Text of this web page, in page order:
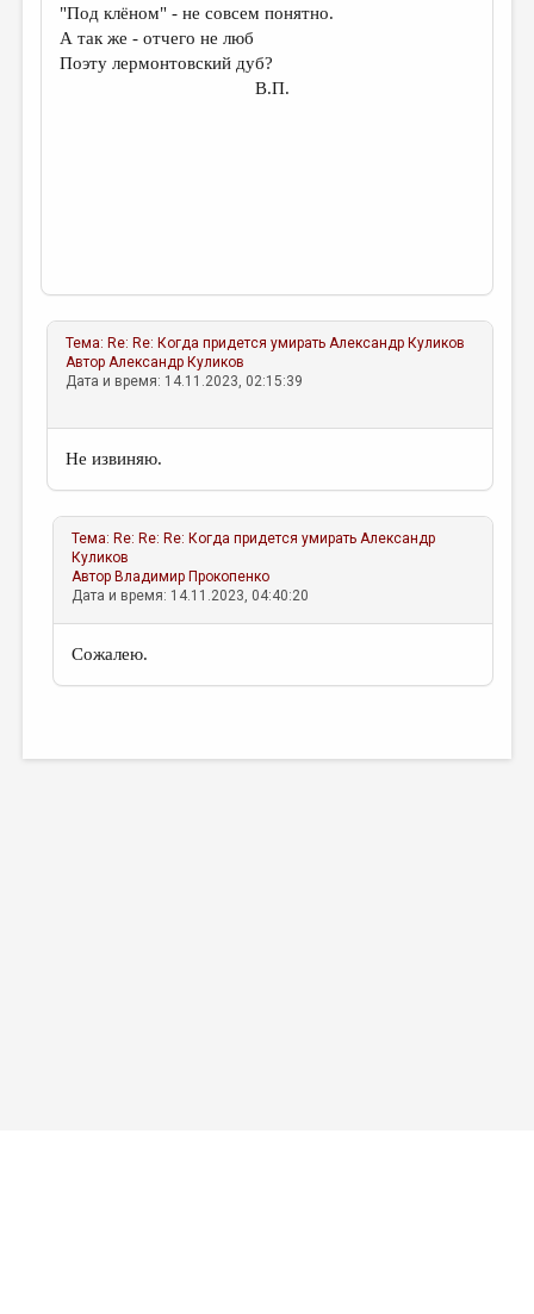
ТРЕДИАКОВСКИЙ
МЕДИА
"Под клёном" - не совсем понятно.
А так же - отчего не люб
Поэту лермонтовский дуб?
В.П.
Тема: Re: Re: Когда придется умирать Александр Куликов
АвторАлександр Куликов
Дата и время: 14.11.2023, 02:15:39
Не извиняю.
Тема: Re: Re: Re: Когда придется умирать Александр
Куликов
Автор Владимир Прокопенко
Дата и время: 14.11.2023, 04:40:20
Сожалею.